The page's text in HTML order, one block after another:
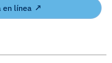
en línea